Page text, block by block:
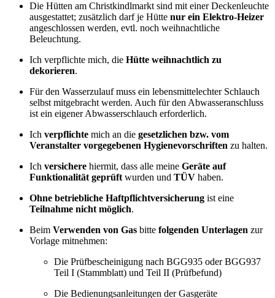
Die Hütten am Christkindlmarkt sind mit einer Deckenleuchte
ausgestattet; zusätzlich darf je Hütte nur ein Elektro-Heizer
angeschlossen werden, evtl. noch weihnachtliche
Beleuchtung.
Ich verpflichte mich, die Hütte weihnachtlich zu
dekorieren.
Für den Wasserzulauf muss ein lebensmittelechter Schlauch
selbst mitgebracht werden. Auch für den Abwasseranschluss
ist ein eigener Abwasserschlauch erforderlich.
Ich verpflichte mich an die gesetzlichen bzw. vom
Veranstalter vorgegebenen Hygienevorschriften zu halten.
Ich versichere hiermit, dass alle meine Geräte auf
Funktionalität geprüftwurden und TÜV haben.
Ohne betriebliche Haftpflichtversicherung ist eine
Teilnahme nicht möglich.
Beim Verwenden von Gas bitte folgenden Unterlagen zur
Vorlage mitnehmen:
Die Prüfbescheinigung nach BGG935 oder BGG937
Teil I (Stammblatt) und Teil II (Prüfbefund)
Die Bedienungsanleitungen der Gasgeräte